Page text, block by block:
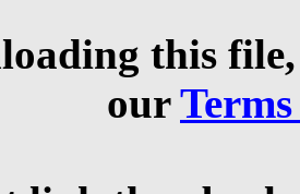
this
our